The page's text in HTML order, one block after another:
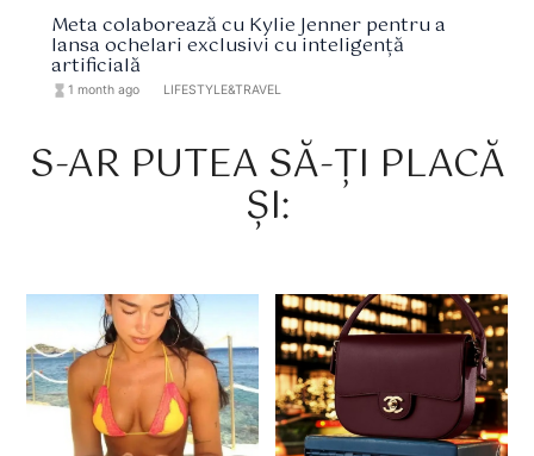
Meta colaborează cu Kylie Jenner pentru a
lansa ochelari exclusivi cu inteligență
artificială
hourglass_full 1 month ago LIFESTYLE&TRAVEL
S-AR PUTEA SĂ-ȚI PLACĂ
ȘI: